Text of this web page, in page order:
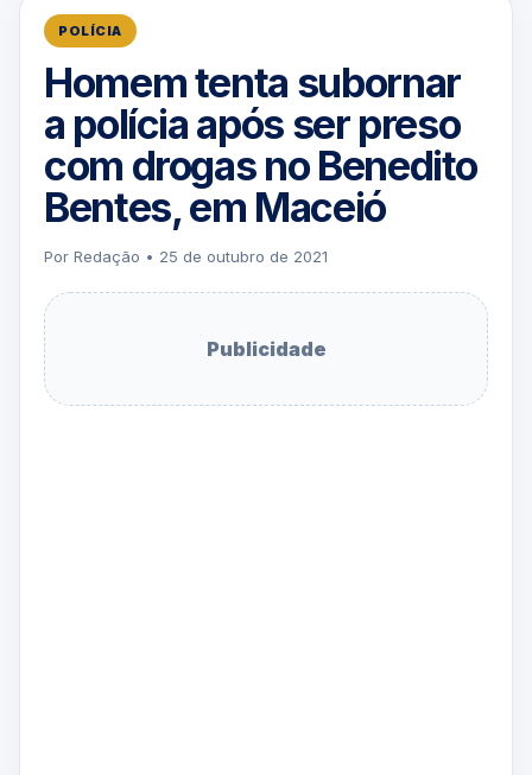
POLÍCIA
Homem tenta subornar
a polícia após ser preso
com drogas no Benedito
Bentes, em Maceió
Por Redação • 25 de outubro de 2021
Publicidade